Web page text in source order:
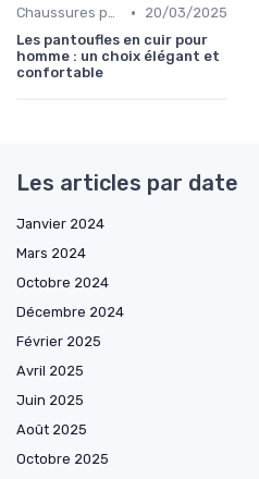
Chaussures pour Conditions Spécifiques •
20/03/2025
Les pantoufles en cuir pour
homme : un choix élégant et
confortable
Les articles par date
Janvier 2024
Mars 2024
Octobre 2024
Décembre 2024
Février 2025
Avril 2025
Juin 2025
Août 2025
Octobre 2025